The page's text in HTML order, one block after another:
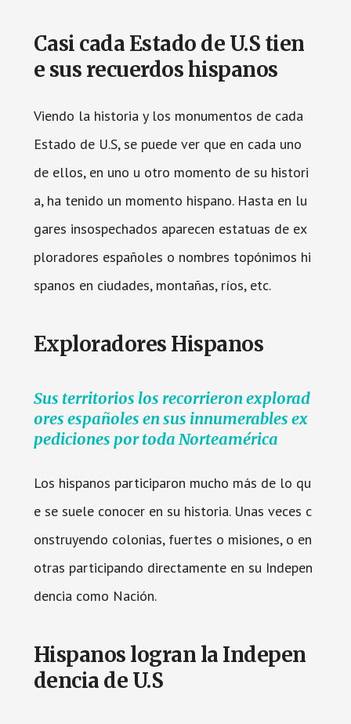
Casi cada Estado de U.S tien
e sus recuerdos hispanos
Viendo la historia y los monumentos de cada
Estado de U.S, se puede ver que en cada uno
de ellos, en uno u otro momento de su histori
a, ha tenido un momento hispano. Hasta en lu
gares insospechados aparecen estatuas de ex
ploradores españoles o nombres topónimos hi
spanos en ciudades, montañas, ríos, etc.
Exploradores Hispanos
Sus territorios los recorrieron explorad
ores españoles en sus innumerables ex
pediciones por toda Norteamérica
Los hispanos participaron mucho más de lo qu
e se suele conocer en su historia. Unas veces c
onstruyendo colonias, fuertes o misiones, o en
otras participando directamente en su Indepen
dencia como Nación.
Hispanos logran la Indepen
dencia de U.S